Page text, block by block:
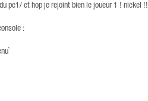
pc1/ et hop je rejoint bien le joueur 1 ! nickel !!
: